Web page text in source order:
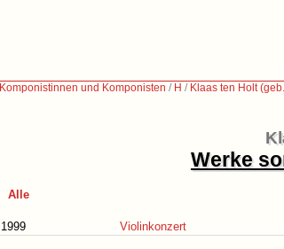
Komponistinnen und Komponisten / H / Klaas ten Holt
Werke
Alle
1999 Violinkonzert